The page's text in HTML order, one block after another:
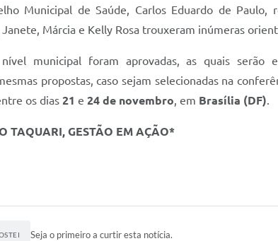
Municipal de Saúde, Carlos Eduardo de
Márcia e Kelly Rosa trouxeram inúmeras
municipal foram aprovadas, as quais serão
propostas, caso sejam selecionadas na
os dias 21 e 24 de novembro, em Brasília (DF).
TAQUARI, GESTÃO EM AÇÃO*
Seja o primeiro a curtir esta notícia.